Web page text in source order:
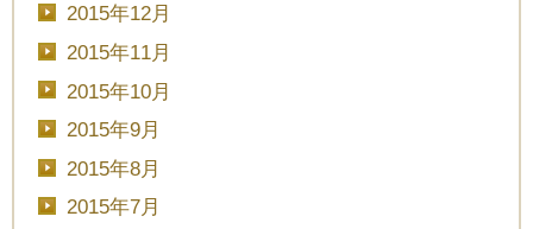
2015年12月
2015年11月
2015年10月
2015年9月
2015年8月
2015年7月